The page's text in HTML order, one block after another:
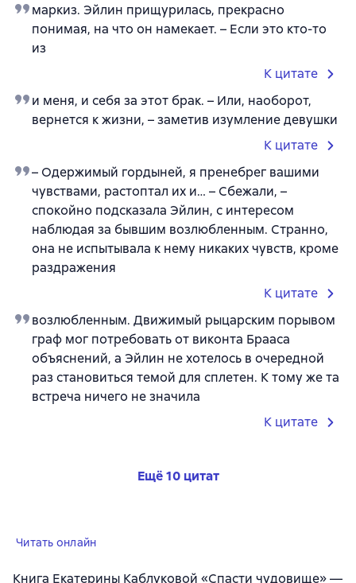
маркиз. Эйлин прищурилась, прекрасно
понимая, на что он намекает. – Если это кто-то
из
К цитате
и меня, и себя за этот брак. – Или, наоборот,
вернется к жизни, – заметив изумление девушки
К цитате
– Одержимый гордыней, я пренебрег вашими
чувствами, растоптал их и… – Сбежали, –
спокойно подсказала Эйлин, с интересом
наблюдая за бывшим возлюбленным. Странно,
она не испытывала к нему никаких чувств, кроме
раздражения
К цитате
возлюбленным. Движимый рыцарским порывом
граф мог потребовать от виконта Брааса
объяснений, а Эйлин не хотелось в очередной
раз становиться темой для сплетен. К тому же та
встреча ничего не значила
К цитате
Ещё 10 цитат
Читать онлайн
Книга Екатерины Каблуковой «Спасти чудовище» —